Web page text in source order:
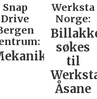
Snap
Drive
Werksta
Norge:
søkes
til
Åsane